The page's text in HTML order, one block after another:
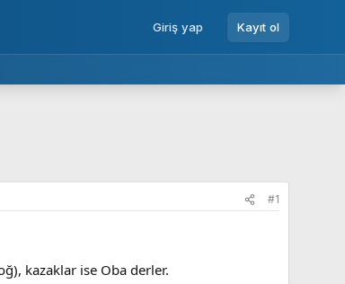
Giriş yap Kayıt ol
#1
kazaklar ise Oba derler.